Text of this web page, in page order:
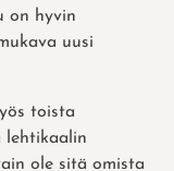
on hyvin
uusi
toista
lehtikaalin
ole sitä omista